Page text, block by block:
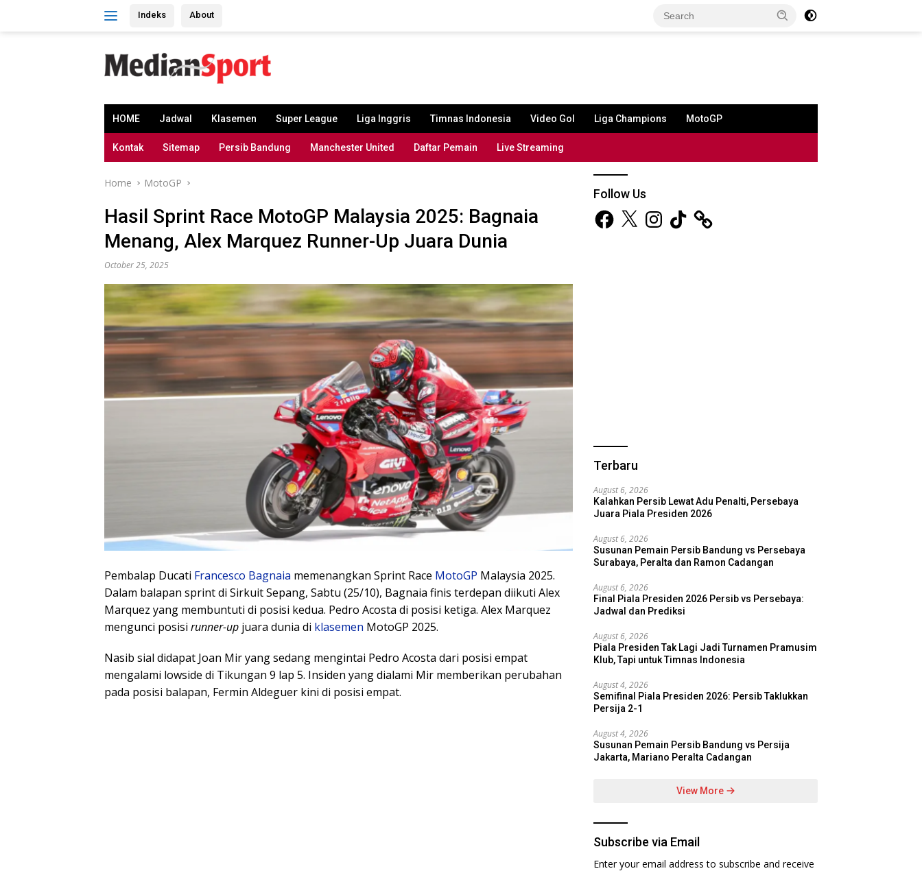
Indeks About
HOME Jadwal Klasemen Super League Liga Inggris Timnas Indonesia Video Gol Liga Champions MotoGP
Kontak Sitemap Persib Bandung Manchester United Daftar Pemain Live Streaming
Home MotoGP
Hasil Sprint Race MotoGP Malaysia 2025: Bagnaia
Menang, Alex Marquez Runner-Up Juara Dunia
October 25, 2025
Pembalap Ducati Francesco Bagnaia memenangkan Sprint Race MotoGP Malaysia 2025.
Dalam balapan sprint di Sirkuit Sepang, Sabtu (25/10), Bagnaia finis terdepan diikuti Alex
Marquez yang membuntuti di posisi kedua. Pedro Acosta di posisi ketiga. Alex Marquez
mengunci posisi runner-up juara dunia di klasemen MotoGP 2025.
Nasib sial didapat Joan Mir yang sedang mengintai Pedro Acosta dari posisi empat
mengalami lowside di Tikungan 9 lap 5. Insiden yang dialami Mir memberikan perubahan
pada posisi balapan, Fermin Aldeguer kini di posisi empat.
Follow Us
Facebook
X InstagramTikTok
Terbaru
August 6, 2026
Kalahkan Persib Lewat Adu Penalti, Persebaya
Juara Piala Presiden 2026
August 6, 2026
Susunan Pemain Persib Bandung vs Persebaya
Surabaya, Peralta dan Ramon Cadangan
August 6, 2026
Final Piala Presiden 2026 Persib vs Persebaya:
Jadwal dan Prediksi
August 6, 2026
Piala Presiden Tak Lagi Jadi Turnamen Pramusim
Klub, Tapi untuk Timnas Indonesia
August 4, 2026
Semifinal Piala Presiden 2026: Persib Taklukkan
Persija 2-1
August 4, 2026
Susunan Pemain Persib Bandung vs Persija
Jakarta, Mariano Peralta Cadangan
View More
Subscribe via Email
Enter your email address to subscribe and receive